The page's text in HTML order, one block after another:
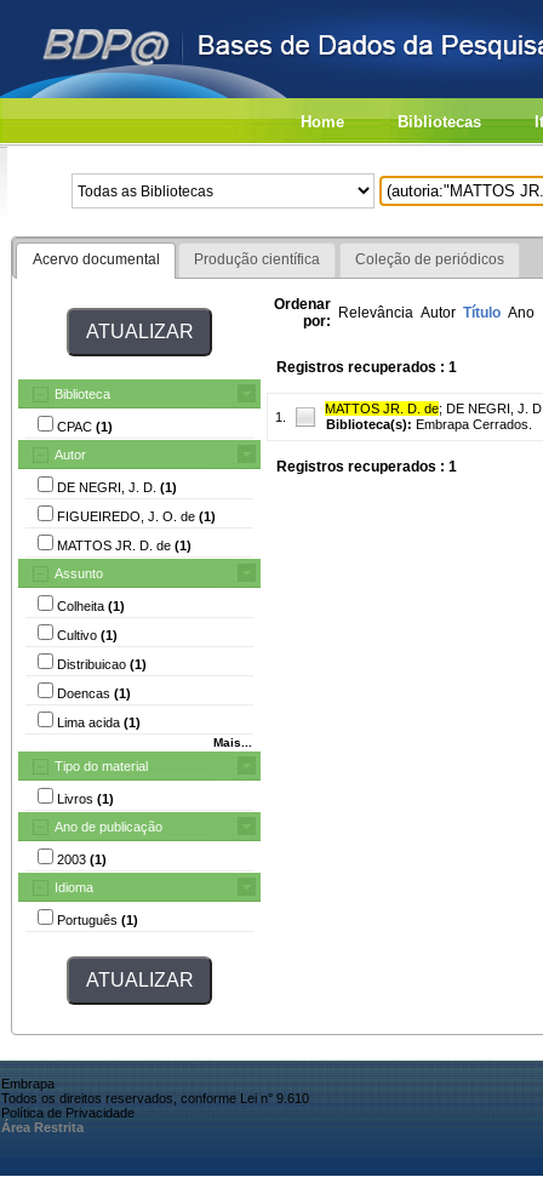
Home Bibliotecas
Acervo documental Produção científica Coleção de periódicos
Biblioteca
CPAC (1)
Autor
DE NEGRI, J. D. (1)
FIGUEIREDO, J. O. de (1)
MATTOS JR. D. de (1)
Assunto
Colheita (1)
Cultivo (1)
Distribuicao (1)
Doencas (1)
Lima acida (1)
Mais...
Tipo do material
Livros (1)
Ano de publicação
2003 (1)
Idioma
Português (1)
Ordenar
por: Relevância Autor Título Ano
Registros recuperados : 1
1.
MATTOS JR. D. de; DE NEGRI, J.
Biblioteca(s): Embrapa Cerrados.
Registros recuperados : 1
Embrapa
Todos os direitos reservados, conforme Lei n° 9.610
Política de Privacidade
Área Restrita